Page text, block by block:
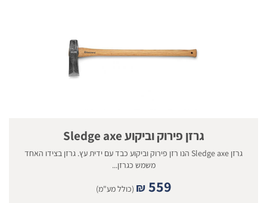
גרזן פירוק וביקוע Sledge axe
גרזן Sledge axe הנו רזן פירוק וביקוע כבד עם ידית עץ. גרזן בצידו האחד
משמש כגרזן...
₪ 559
(כולל מע"מ)